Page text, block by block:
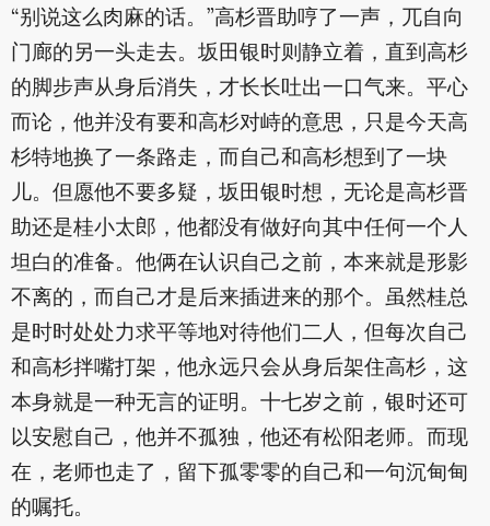
“别说这么肉麻的话。”高杉晋助哼了一声，兀自向
门廊的另一头走去。坂田银时则静立着，直到高杉
的脚步声从身后消失，才长长吐出一口气来。平心
而论，他并没有要和高杉对峙的意思，只是今天高
杉特地换了一条路走，而自己和高杉想到了一块
儿。但愿他不要多疑，坂田银时想，无论是高杉晋
助还是桂小太郎，他都没有做好向其中任何一个人
坦白的准备。他俩在认识自己之前，本来就是形影
不离的，而自己才是后来插进来的那个。虽然桂总
是时时处处力求平等地对待他们二人，但每次自己
和高杉拌嘴打架，他永远只会从身后架住高杉，这
本身就是一种无言的证明。十七岁之前，银时还可
以安慰自己，他并不孤独，他还有松阳老师。而现
在，老师也走了，留下孤零零的自己和一句沉甸甸
的嘱托。